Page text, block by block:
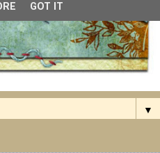
▼
GOT IT